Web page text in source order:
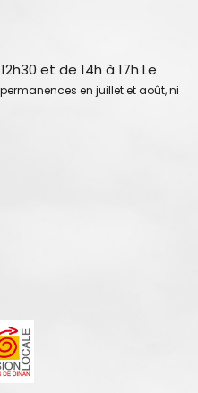
et de 14h à 17h Le
en juillet et août, ni